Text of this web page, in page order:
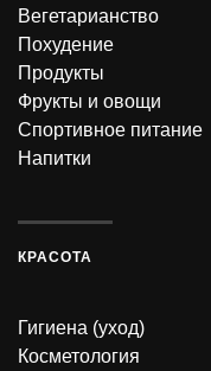
Вегетарианство
Похудение
Продукты
Фрукты и овощи
Спортивное питание
Напитки
КРАСОТА
Гигиена (уход)
Косметология